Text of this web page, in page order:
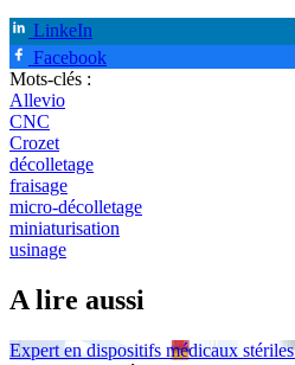
LinkeIn
Facebook
Mots-clés :
Allevio
CNC
Crozet
décolletage
fraisage
micro-décolletage
miniaturisation
usinage
A lire aussi
Expert en dispositifs médicaux stériles